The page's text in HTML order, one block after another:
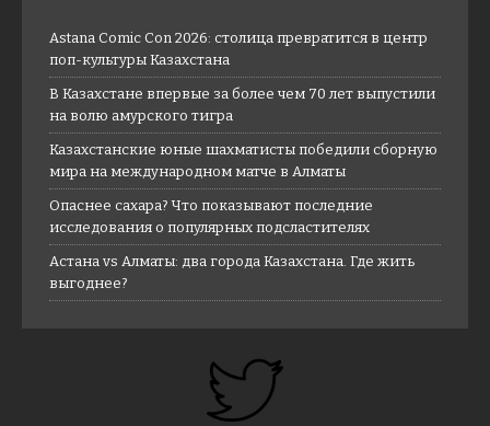
Astana Comic Con 2026: столица превратится в центр
поп-культуры Казахстана
В Казахстане впервые за более чем 70 лет выпустили
на волю амурского тигра
Казахстанские юные шахматисты победили сборную
мира на международном матче в Алматы
Опаснее сахара? Что показывают последние
исследования о популярных подсластителях
Астана vs Алматы: два города Казахстана. Где жить
выгоднее?